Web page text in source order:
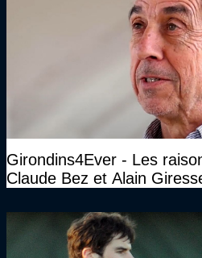
Girondins4Ever - Les
Claude Bez et Alain